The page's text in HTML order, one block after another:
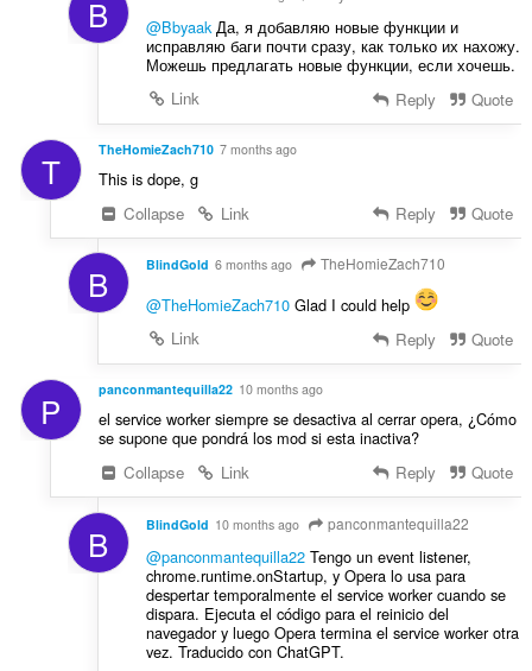
і
в
:
ю
в
ч
і
в
:
B @BbyaakДа, я добавляю новые функции и
исправляю баги почти сразу, как только их нахожу.
Можешь предлагать новые функции, если хочешь.
Link
Reply Quote
T TheHomieZach710 7 months ago
This is dope, g
Collapse
Link Reply Quote
B BlindGold 6 months ago TheHomieZach710
@TheHomieZach710Glad I could help
Link
Reply Quote
P panconmantequilla22 10 months ago
el service worker siempre se desactiva al cerrar opera, ¿Cómo
se supone que pondrá los mod si esta inactiva?
Collapse
Link Reply Quote
B BlindGold 10 months ago panconmantequilla22
@panconmantequilla22Tengo un event listener,
chrome.runtime.onStartup, y Opera lo usa para
despertar temporalmente el service worker cuando se
dispara. Ejecuta el código para el reinicio del
navegador y luego Opera termina el service worker otra
vez. Traducido con ChatGPT.